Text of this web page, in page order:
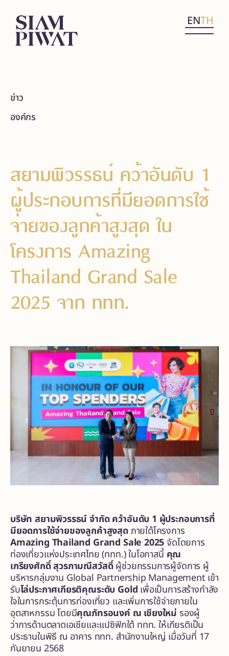
ENTH
ข่าว
องค์กร
สยามพิวรรธน์ คว้าอันดับ 1
ผู้ประกอบการที่มียอดการใช้
จ่ายของลูกค้าสูงสุด ใน
โครงการ Amazing
Thailand Grand Sale
2025 จาก ททท.
บริษัท สยามพิวรรธน์ จำกัด คว้าอันดับ 1 ผู้ประกอบการที่
มียอดการใช้จ่ายของลูกค้าสูงสุดภายใต้โครงการ
Amazing Thailand Grand Sale 2025จัดโดยการ
ท่องเที่ยวแห่งประเทศไทย (ททท.) ในโอกาสนี้ คุณ
เกรียงศักดิ์ สุวรภามณีสวัสดิ์ผู้ช่วยกรรมการผู้จัดการ ผู้
บริหารกลุ่มงาน Global Partnership Management เข้า
รับโล่ประกาศเกียรติคุณระดับ Gold เพื่อเป็นการสร้างกำลัง
ใจในการกระตุ้นการท่องเที่ยว และเพิ่มการใช้จ่ายภายใน
อุตสาหกรรม โดยมีคุณภัทรอนงค์ ณ เชียงใหม่ รองผู้
ว่าการด้านตลาดเอเชียและแปซิฟิกใต้ ททท. ให้เกียรติเป็น
ประธานในพิธี ณ อาคาร ททท. สำนักงานใหญ่ เมื่อวันที่ 17
กันยายน 2568